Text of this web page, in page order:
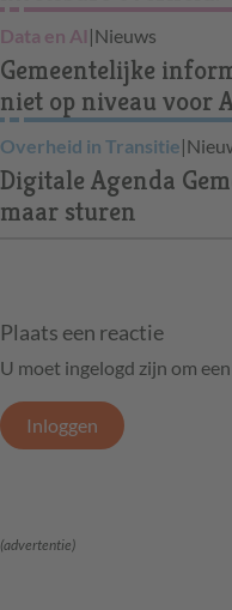
Data en AI |Nieuws
Gemeentelijke
niet op niveau voor
Overheid in Transitie|
Digitale Agenda
maar sturen
Plaats een reactie
U moet ingelogd zijn om
Inloggen
(advertentie)